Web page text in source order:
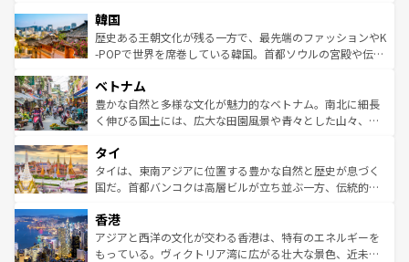
ワイを、存分に味わってほしい。 なお、新着のハワイ情報
はコンテンツ一覧を参照してほしい。
いる。アクティビティも充実しており、サーフィンやダイ
ビング、ハイキングなど、アウトドア好きにはたまらな
い。オーストラリアの多彩な魅力を存分に味わいつくそ
参照してほしい。
ン）、静ひつな山岳地帯である台湾東部など、都市の喧騒
と山間の静けさが共存しており、訪れる人に新しい発見と
驚きをもたらしてくれる。また、奥深い台湾の食文化も魅
容にもいいと評判のスイーツなど、バラエティ豊かな料理
が味わえる。 なお、新着の台湾情報は コンテンツ一覧を参
照してほしい。
韓国
歴史ある王朝文化が残る一方で、最先端のファッションやK
-POPで世界を席巻している韓国。首都ソウルの宮殿や伝統
き、地方に足を延ばせば四季折々の自然美を楽しむことが
できる。そして、キムチや焼肉、絶品のストリートフード
まで、さまざまな韓国料理が待っている。夜には、韓国な
リティに包まれながら、韓国の多彩な魅力を心ゆくまで味
わってみてほしい。 なお、新着の韓国情報はコンテンツ一
覧を参照してほしい。
ベトナム
豊かな自然と多様な文化が魅力的なベトナム。南北に細長
く伸びる国土には、広大な田園風景や青々とした山々、世
急速な発展と共に伝統が息づく。ハノイの古い町並みやホ
ーチミン市のフランス統治時代の建物も、独特の雰囲気を
醸し出している。また、バラエティの豊かさとおいしさで
とつ。フォーやバインミー、ベトナムコーヒーなどは、ぜ
ひ現地で味わいたい。どの地域を訪れてもあたたかい人々
が旅行者を迎えてくれるので、きっと忘れられない旅にな
タイ
タイは、東南アジアに位置する豊かな自然と歴史が息づく
国だ。首都バンコクは高層ビルが立ち並ぶ一方、伝統的な
の活気が交差している。北部ではチェンマイなどの山岳地
帯で自然と触れ合い、南部ではプーケットやクラビの美し
いビーチでリゾート気分を楽しむことができる。タイ料理
香港
アジアと西洋の文化が交わる香港は、特有のエネルギーを
もっている。ヴィクトリア湾に広がる壮大な景色、近未来